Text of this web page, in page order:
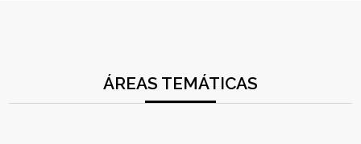
ÁREAS TEMÁTICAS